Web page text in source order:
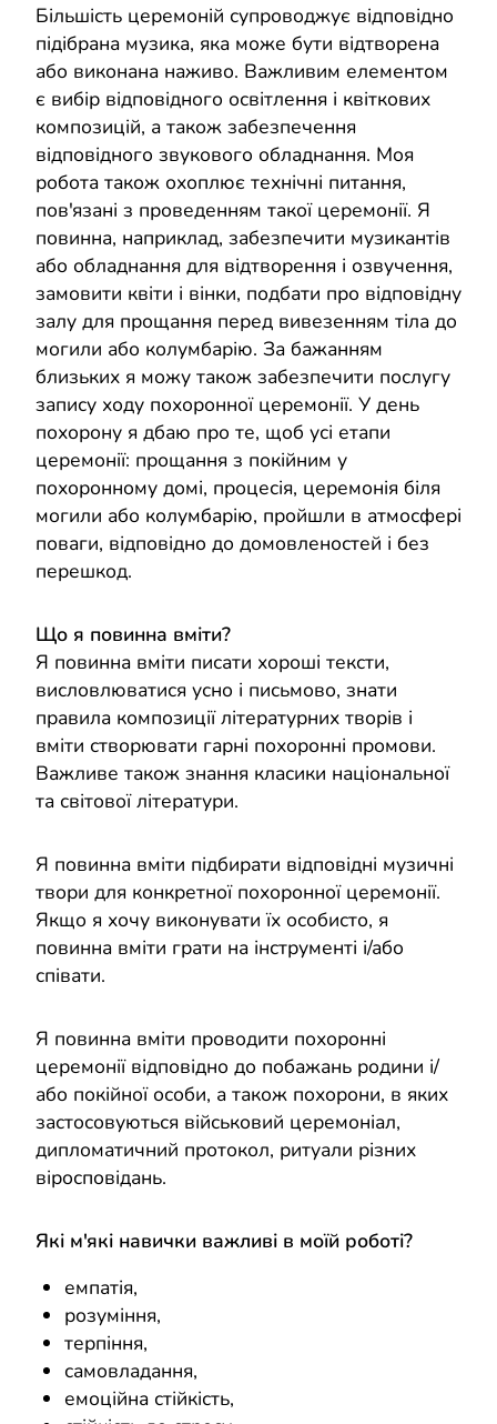
Більшість церемоній супроводжує відповідно
підібрана музика, яка може бути відтворена
або виконана наживо. Важливим елементом
є вибір відповідного освітлення і квіткових
композицій, а також забезпечення
відповідного звукового обладнання. Моя
робота також охоплює технічні питання,
пов'язані з проведенням такої церемонії. Я
повинна, наприклад, забезпечити музикантів
або обладнання для відтворення і озвучення,
замовити квіти і вінки, подбати про відповідну
залу для прощання перед вивезенням тіла до
могили або колумбарію. За бажанням
близьких я можу також забезпечити послугу
запису ходу похоронної церемонії. У день
похорону я дбаю про те, щоб усі етапи
церемонії: прощання з покійним у
похоронному домі, процесія, церемонія біля
могили або колумбарію, пройшли в атмосфері
поваги, відповідно до домовленостей і без
перешкод.
Що я повинна вміти?
Я повинна вміти писати хороші тексти,
висловлюватися усно і письмово, знати
правила композиції літературних творів і
вміти створювати гарні похоронні промови.
Важливе також знання класики національної
та світової літератури.
Я повинна вміти підбирати відповідні музичні
твори для конкретної похоронної церемонії.
Якщо я хочу виконувати їх особисто, я
повинна вміти грати на інструменті і/або
співати.
Я повинна вміти проводити похоронні
церемонії відповідно до побажань родини і/
або покійної особи, а також похорони, в яких
застосовуються військовий церемоніал,
дипломатичний протокол, ритуали різних
віросповідань.
Які м'які навички важливі в моїй роботі?
емпатія,
розуміння,
терпіння,
самовладання,
емоційна стійкість,